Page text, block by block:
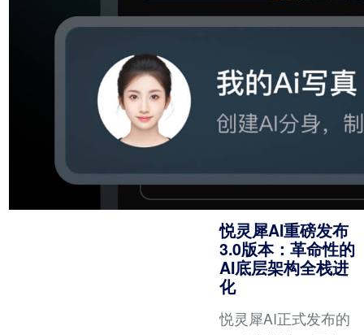
所谓“福利单”，并承
悦灵犀AI重磅发布
3.0版本：革命性的
AI底层架构全栈进
化
悦灵犀AI正式发布的